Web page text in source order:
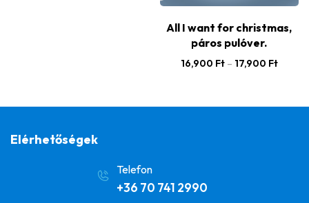
All I want for christmas,
páros pulóver.
16,900 Ft – 17,900 Ft
Elérhetőségek
Telefon
+36 70 741 2990